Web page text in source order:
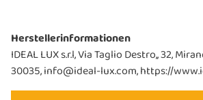
Herstellerinformationen
IDEAL LUX s.r.l, Via Taglio Destro,, 32,
30035, info@ideal-lux.com, https://